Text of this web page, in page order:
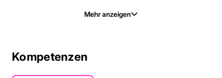
Mehr anzeigen
Kompetenzen